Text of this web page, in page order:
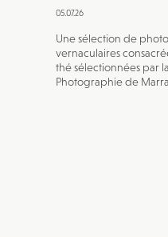
05.07.26
Une sélection de
vernaculaires
thé sélectionnées par
Photographie de